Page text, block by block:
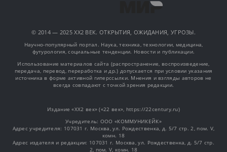
© 2014 — 2025 XX2 ВЕК. ОТКРЫТИЯ, ОЖИДАНИЯ, УГРОЗЫ.
Научно-популярный портал. Наука, техника, технологии, медицина,
футурология, социальные тенденции. Новости и публикации.
Использование материалов сайта (распространение, воспроизведение,
передача, перевод, переработка и др.) допускается при условии указания
источника в форме активной гиперссылки. Мнения и взгляды авторов не
всегда совпадают с точкой зрения редакции.
Издание «XX2 век» («22 век», https://22century.ru)
Учредитель: OOO «КОММУНИКЕЙК»
Адрес учредителя: 107031 г. Москва, ул. Рождественка, д. 5/7 стр. 2, пом. V,
комн. 18
Адрес издателя и редакции: 107031 г. Москва, ул. Рождественка, д. 5/7 стр.
2, пом. V, комн. 18